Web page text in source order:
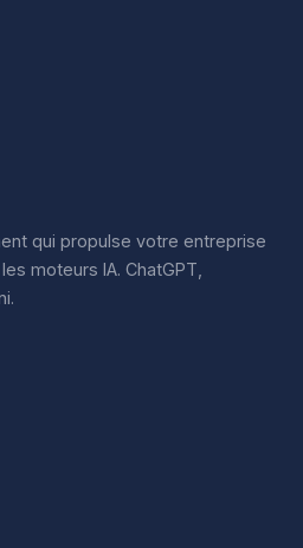
qui propulse votre entreprise
moteurs IA. ChatGPT,